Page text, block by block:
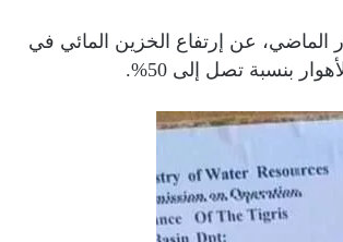
الماضي، عن إرتفاع الخزين المائي في
بنسبة تصل إلى 50%.